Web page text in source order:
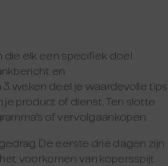
elk een specifiek doel
en
weken deel je waardevolle tips
product of dienst. Ten slotte
of vervolgaankopen.
De eerste drie dagen zijn
voorkomen van kopersspijt.